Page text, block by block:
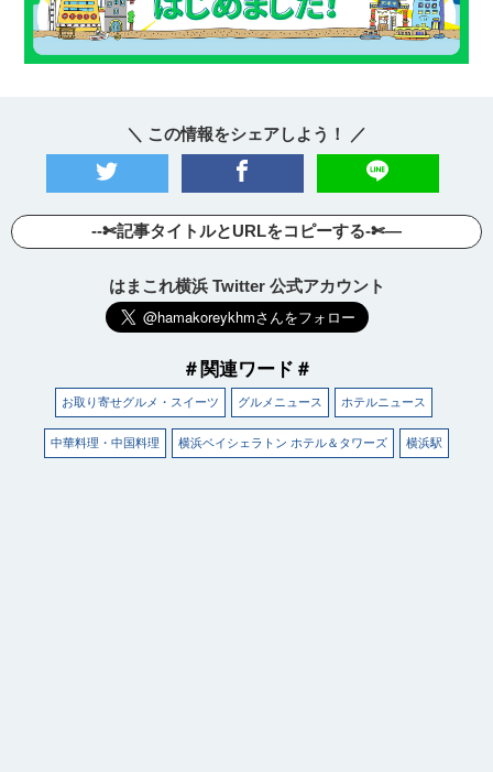
＼ この情報をシェアしよう！ ／
--✄記事タイトルとURLをコピーする-✄—
はまこれ横浜 Twitter 公式アカウント
＃関連ワード＃
お取り寄せグルメ・スイーツ グルメニュース ホテルニュース
中華料理・中国料理 横浜ベイシェラトン ホテル＆タワーズ 横浜駅